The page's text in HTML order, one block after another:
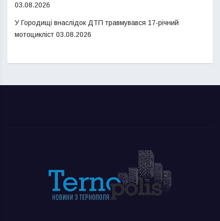
03.08.2026
У Городищі внаслідок ДТП травмувався 17-річний
мотоцикліст 03.08.2026